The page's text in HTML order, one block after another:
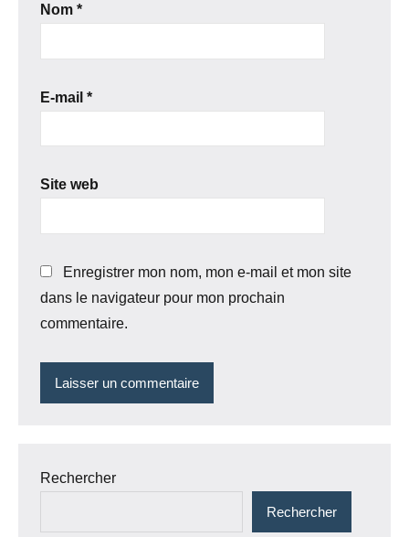
Nom *
E-mail *
Site web
Enregistrer mon nom, mon e-mail et mon site
dans le navigateur pour mon prochain
commentaire.
Rechercher
Rechercher